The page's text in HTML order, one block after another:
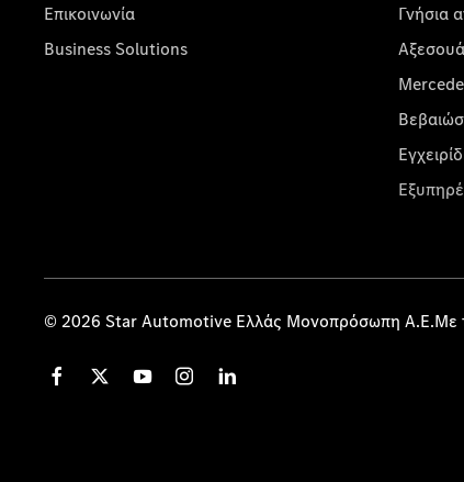
Επικοινωνία
Business Solutions
Γνήσια
© 2026 Star Automotive Ελλάς Μονοπρόσωπη Α.Ε.Με